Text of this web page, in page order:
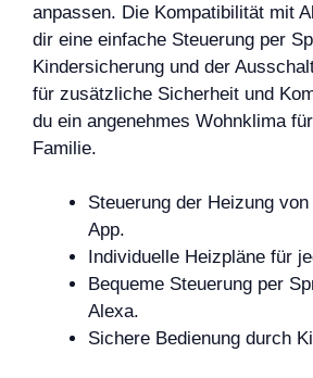
anpassen. Die Kompatibilität mit
dir eine einfache Steuerung per
Kindersicherung und der
für zusätzliche Sicherheit und
du ein angenehmes Wohnklima
Familie.
Steuerung der Heizung
App.
Individuelle Heizpläne für
Bequeme Steuerung per
Alexa.
Sichere Bedienung durch